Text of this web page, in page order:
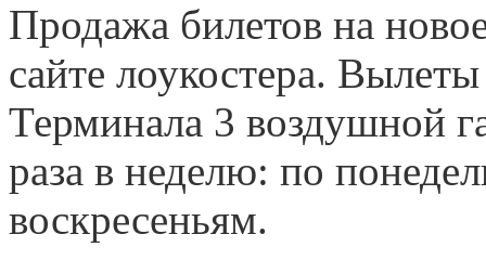
Продажа билетов на
сайте лоукостера.
Терминала 3 воздушной
раза в неделю: по
воскресеньям.